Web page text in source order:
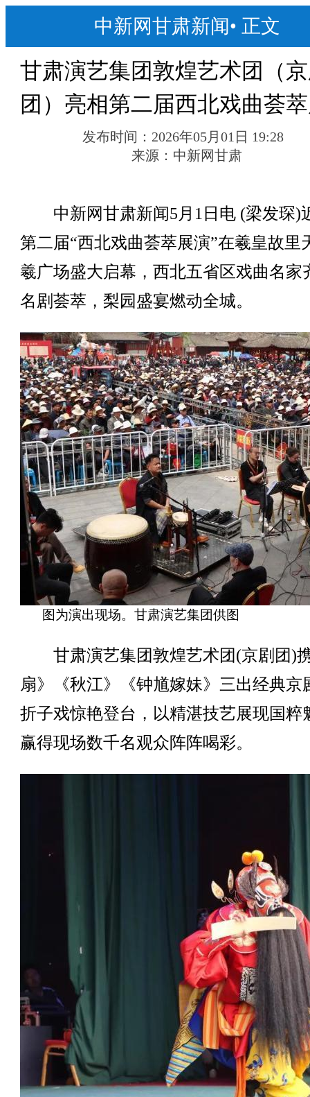
中新网甘肃新闻• 正文
甘肃演艺集团敦煌艺术团（
团）亮相第二届西北戏曲荟
发布时间： 2026年05月01日 19:28
来源： 中新网甘肃
中新网甘肃新闻5月1日电 (梁发琛)
第二届“西北戏曲荟萃展演”在羲皇故里
羲广场盛大启幕，西北五省区戏曲名家
名剧荟萃，梨园盛宴燃动全城。
图为演出现场。甘肃演艺集团供图
甘肃演艺集团敦煌艺术团(京剧团)
扇》《秋江》《钟馗嫁妹》三出经典京
折子戏惊艳登台，以精湛技艺展现国粹
赢得现场数千名观众阵阵喝彩。